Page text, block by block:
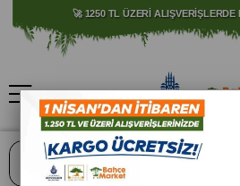
⚠️ SATIŞLARIMIZ YALNIZCA